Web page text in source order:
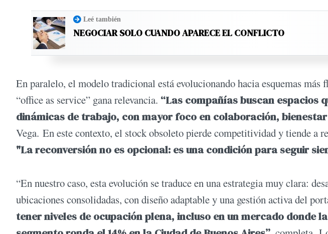
Leé también
NEGOCIAR SOLO CUANDO APARECE EL CONFLICTO
En paralelo, el modelo tradicional está evolucionando hacia esquemas más
“office as service” gana relevancia. “Las compañías buscan espacios
dinámicas de trabajo, con mayor foco en colaboración,
Vega. En este contexto, el stock obsoleto pierde competitividad y tiende a
"La reconversión no es opcional: es una condición para seguir
“En nuestro caso, esta evolución se traduce en una estrategia muy clara:
ubicaciones consolidadas, con diseño adaptable y una gestión activa del
tener niveles de ocupación plena, incluso en un mercado donde